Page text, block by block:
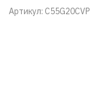
Артикул: C55G20CVP